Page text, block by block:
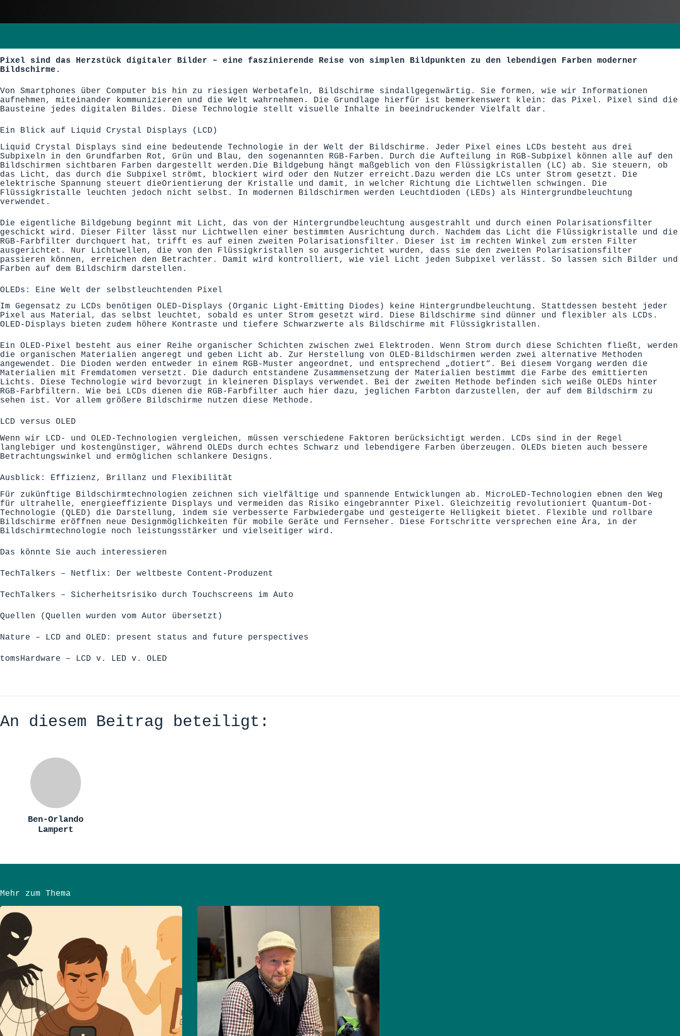
Pixel sind das Herzstück digitaler Bilder – eine faszinierende Reise von simplen Bildpunkten zu den lebendigen Farben moderner
Bildschirme.
Von Smartphones über Computer bis hin zu riesigen Werbetafeln, Bildschirme sindallgegenwärtig. Sie formen, wie wir Informationen
aufnehmen, miteinander kommunizieren und die Welt wahrnehmen. Die Grundlage hierfür ist bemerkenswert klein: das Pixel.
Pixel sind die
Bausteine jedes digitalen Bildes. Diese Technologie stellt visuelle Inhalte in beeindruckender Vielfalt dar.
Ein Blick auf Liquid Crystal Displays (LCD)
Liquid Crystal Displays sind eine bedeutende Technologie in der Welt der Bildschirme. Jeder Pixel eines LCDs besteht aus drei
Subpixeln in den Grundfarben Rot, Grün und Blau, den sogenannten RGB-Farben. Durch die Aufteilung in RGB-Subpixel können alle auf den
Bildschirmen sichtbaren Farben dargestellt werden. Die Bildgebung hängt maßgeblich von den Flüssigkristallen (LC) ab . Sie steuern, ob
das Licht, das durch die Subpixel strömt, blockiert wird oder den Nutzer erreicht. Dazu werden die LCs unter Strom gesetzt. Die
elektrische Spannung steuert dieOrientierung der Kristalle und damit , in welcher Richtung die Lichtwellen schwingen . Die
Flüssigkristalle leuchten jedoch nicht selbst. In modernen Bildschirmen werden Leuchtdioden (LEDs) als Hintergrundbeleuchtung
verwendet.
Die eigentliche Bildgebung beginnt mit Licht, das von der Hintergrundbeleuchtung ausgestrahlt und durch einen Polarisationsfilter
geschickt wird. Dieser Filter lässt nur Lichtwellen einer bestimmten Ausrichtung durch. Nachdem das Licht die Flüssigkristalle und die
RGB-Farbfilter durchquert hat, trifft es auf einen zweiten Polarisationsfilter. Dieser ist im rechten Winkel zum ersten Filter
ausgerichtet. Nur Lichtwellen, die von den Flüssigkristallen so ausgerichtet wurden, dass sie den zweiten Polarisationsfilter
passieren können, erreichen den Betrachter . Damit wird kontrolliert, wie viel Licht jeden Subpixel verlässt . So lassen sich Bilder und
Farben auf dem Bildschirm darstellen.
OLEDs: Eine Welt der selbstleuchtenden Pixel
Im Gegensatz zu LCDs benötigen OLED-Displays (Organic Light-Emitting Diodes) keine Hintergrundbeleuchtung. Stattdessen besteht jeder
Pixel aus Material, das selbst leuchtet, sobald es unter Strom gesetzt wird. Diese Bildschirme sind dünner und flexibler als LCDs.
OLED-Displays bieten zudem höhere Kontraste und tiefere Schwarzwerte als Bildschirme mit Flüssigkristallen.
Ein OLED-Pixel besteht aus einer Reihe organischer Schichten zwischen zwei Elektroden. Wenn Strom durch diese Schichten fließt, werden
die organischen Materialien angeregt und geben Licht ab. Zur Herstellung von OLED-Bildschirmen werden zwei alternative Methoden
angewendet. Die Dioden werden entweder in einem RGB-Muster angeordnet, und entsprechend „dotiert“. Bei diesem Vorgang werden die
Materialien mit Fremdatomen versetzt. Die dadurch entstandene Zusammensetzung der Materialien bestimmt die Farbe des emittierten
Lichts. Diese Technologie wird bevorzugt in kleineren Displays verwendet. Bei der zweiten Methode befinden sich weiße OLEDs hinter
RGB-Farbfiltern. Wie bei LCDs dienen die RGB-Farbfilter auch hier dazu, jeglichen Farbton darzustellen, der auf dem Bildschirm zu
sehen ist. Vor allem größere Bildschirme nutzen diese Methode.
LCD versus OLED
Wenn wir LCD- und OLED-Technologien vergleichen, müssen verschiedene Faktoren berücksichtigt werden. LCDs sind in der Regel
langlebiger und kostengünstiger, während OLEDs durch echtes Schwarz und lebendigere Farben überzeugen. OLEDs bieten auch bessere
Betrachtungswinkel und ermöglichen schlankere Designs.
Ausblick: Effizienz, Brillanz und Flexibilität
Für zukünftige Bildschirmtechnologien zeichnen sich vielfältige und spannende Entwicklungen ab. MicroLED-Technologien ebnen den Weg
für ultrahelle, energieeffiziente Displays und vermeiden das Risiko eingebrannter Pixel. Gleichzeitig revolutioniert Quantum-Dot-
Technologie (QLED) die Darstellung, indem sie verbesserte Farbwiedergabe und gesteigerte Helligkeit bietet. Flexible und rollbare
Bildschirme eröffnen neue Designmöglichkeiten für mobile Geräte und Fernseher. Diese Fortschritte versprechen eine Ära, in der
Bildschirmtechnologie noch leistungsstärker und vielseitiger wird.
Das könnte Sie auch interessieren
TechTalkers – Netflix: Der weltbeste Content-Produzent
TechTalkers – Sicherheitsrisiko durch Touchscreens im Auto
Quellen (Quellen wurden vom Autor übersetzt)
Nature – LCD and OLED: present status and future perspectives
tomsHardware – LCD v. LED v. OLED
An diesem Beitrag beteiligt:
Ben-Orlando
Lampert
Mehr zum Thema